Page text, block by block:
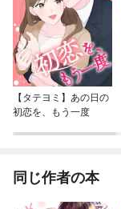
【タテヨミ】あの日の
初恋を、もう一度
同じ作者の本